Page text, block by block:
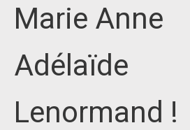
Marie Anne
Adélaïde
Lenormand !